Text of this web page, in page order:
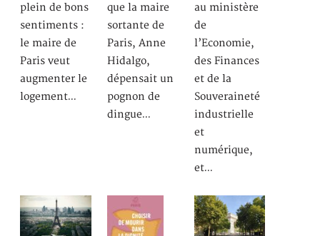
plein de bons
sentiments :
le maire de
Paris veut
augmenter le
logement…
que la maire
sortante de
Paris, Anne
Hidalgo,
dépensait un
pognon de
dingue…
au ministère
de
l’Economie,
des Finances
et de la
Souveraineté
industrielle
et
numérique,
et…